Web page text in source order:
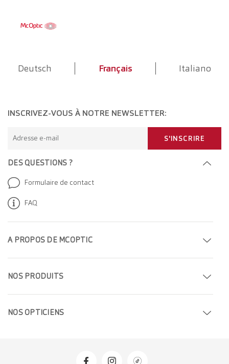
Deutsch Français Italiano
A PROPOS DE MCOPTIC
Prendre rendez-vous
Trouver un magasin
Carrière
NOS PRODUITS
Lunettes de vue
Lunettes de soleil
NOS OPTICIENS
DES QUESTIONS ?
Formulaire de contact
FAQ
INSCRIVEZ-VOUS À NOTRE NEWSLETTER:
Adresse e-mail S'INSCRIRE